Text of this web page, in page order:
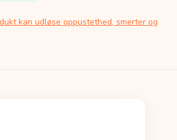
kan udløse oppustethed, smerter og